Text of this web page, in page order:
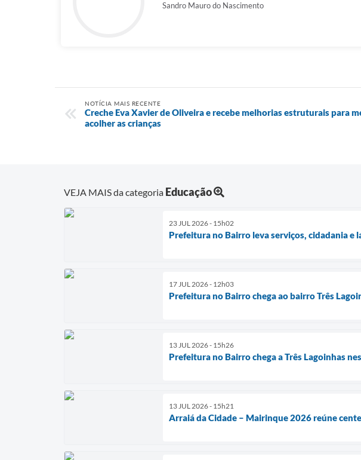
Sandro Mauro do Nascimento
NOTÍCIA MAIS RECENTE
Creche Eva Xavier de Oliveira e recebe melhorias estruturais para
acolher as crianças
VEJA MAIS da categoria Educação
23 JUL 2026 - 15h02
Prefeitura no Bairro leva serviços, cidadania e
17 JUL 2026 - 12h03
Prefeitura no Bairro chega ao bairro Três
13 JUL 2026 - 15h26
Prefeitura no Bairro chega a Três Lagoinhas
13 JUL 2026 - 15h21
Arraiá da Cidade – Mairinque 2026 reúne